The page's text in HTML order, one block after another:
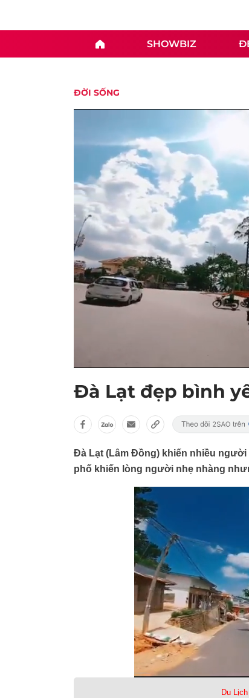
SHOWBIZ
ĐỜI SỐNG
Đà Lạt đẹp bình
Đà Lạt (Lâm Đồng) khiến nhiều
phố khiến lòng người nhẹ nhàng
Du Lịch